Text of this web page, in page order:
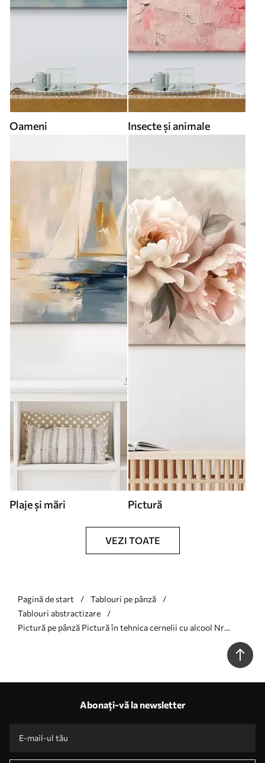
Oameni Insecte și animale
Plaje și mări Pictură
VEZI TOATE
Pagină de start
Tablouri pe pânză
Tablouri abstractizare
Pictură pe pânză Pictură în tehnica cernelii cu alcool Nr
Abonați-vă la newsletter